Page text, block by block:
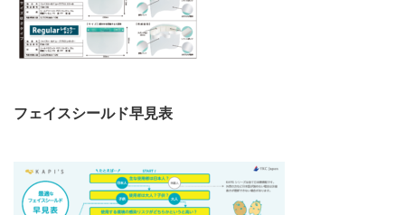
フェイスシールド早見表